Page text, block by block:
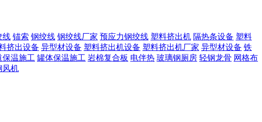
线 锚索 钢绞线 钢绞线厂家 预应力钢绞线 塑料挤出机 隔热条设备 塑料
挤出设备 异型材设备 塑料挤出机设备 塑料挤出机厂家 异型材设备 铁
保温施工 罐体保温施工 岩棉复合板 电伴热 玻璃钢厕房 轻钢龙骨 网格布
风机